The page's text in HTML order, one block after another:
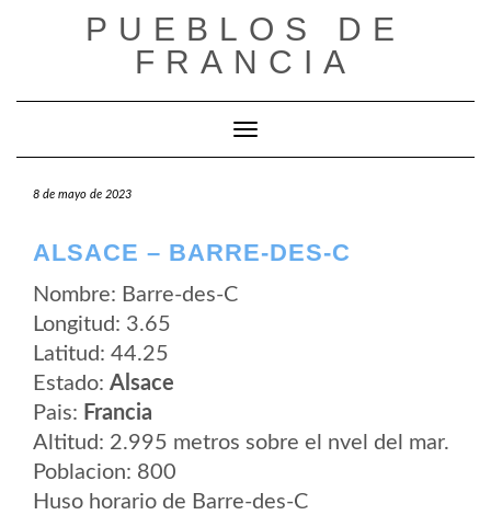
PUEBLOS DE
FRANCIA
Cambiar modo de navegación
8 de mayo de 2023
ALSACE – BARRE-DES-C
Nombre: Barre-des-C
Longitud: 3.65
Latitud: 44.25
Estado: Alsace
Pais: Francia
Altitud: 2.995 metros sobre el nvel del mar.
Poblacion: 800
Huso horario de Barre-des-C